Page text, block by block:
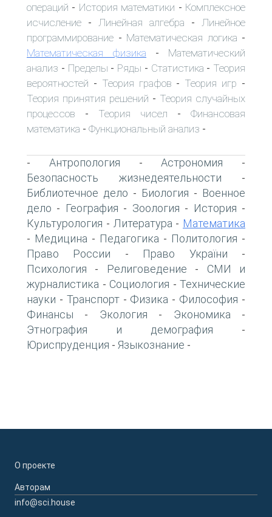
операций - История математики - Комплексное
исчисление - Линейная алгебра -
Линейное
программирование - Математическая логика -
Математическая физика - Математический
анализ - Пределы - Ряды - Статистика - Теория
вероятностей - Теория графов - Теория игр -
Теория принятия решений - Теория случайных
процессов - Теория чисел - Финансовая
математика - Функциональный анализ -
- Антропология -Астрономия -
Безопасность жизнедеятельности -
Библиотечное дело - Биология - Военное
дело - География - Зоология - История -
Культурология - Литература - Математика
- Медицина - Педагогика - Политология -
Право России - Право України -
Психология - Религоведение - СМИ и
журналистика - Социология - Технические
науки - Транспорт- Физика - Философия -
Финансы - Экология - Экономика -
Этнография и демография -
Юриспруденция - Языкознание -
О проекте
Авторам
info@sci.house